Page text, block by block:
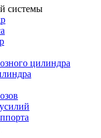
системы
цилиндра